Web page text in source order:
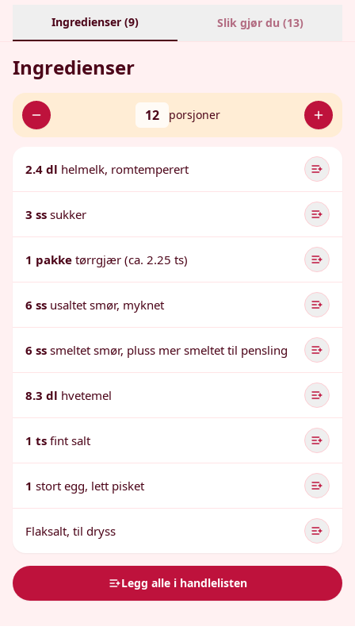
Ingredienser (9) Slik gjør du (13)
Ingredienser
12 porsjoner
2.4 dl helmelk, romtemperert
3 ss sukker
1 pakke tørrgjær (ca. 2.25 ts)
6 ss usaltet smør, myknet
6 ss smeltet smør, pluss mer smeltet til pensling
8.3 dl hvetemel
1 ts fint salt
1 stort egg, lett pisket
Flaksalt, til dryss
Legg alle i handlelisten